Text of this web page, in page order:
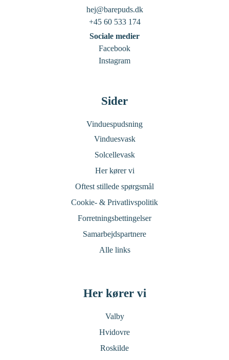
hej@barepuds.dk
+45 60 533 174
Sociale medier
Facebook
Instagram
Sider
Vinduespudsning
Vinduesvask
Solcellevask
Her kører vi
Oftest stillede spørgsmål
Cookie- & Privatlivspolitik
Forretningsbettingelser
Samarbejdspartnere
Alle links
Her kører vi
Valby
Hvidovre
Roskilde